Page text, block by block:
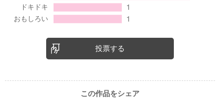
投票する
この作品をシェア